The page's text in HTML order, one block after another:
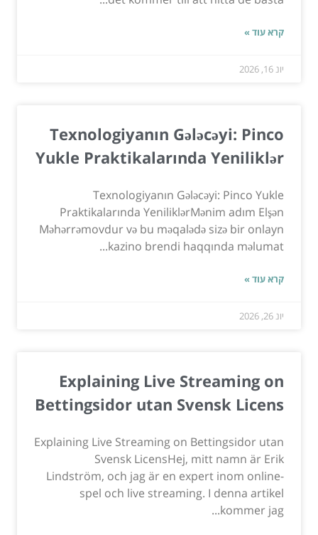
קרא עוד »
יונ 16, 2026
Texnologiyanın Gələcəyi: Pinco
Yukle Praktikalarında Yeniliklər
Texnologiyanın Gələcəyi: Pinco Yukle
Praktikalarında YeniliklərMənim adım Elşən
Məhərrəmovdur və bu məqalədə sizə bir onlayn
kazino brendi haqqında məlumat...
קרא עוד »
יונ 26, 2026
Explaining Live Streaming on
Bettingsidor utan Svensk Licens
Explaining Live Streaming on Bettingsidor utan
Svensk LicensHej, mitt namn är Erik
Lindström, och jag är en expert inom online-
spel och live streaming. I denna artikel
kommer jag...